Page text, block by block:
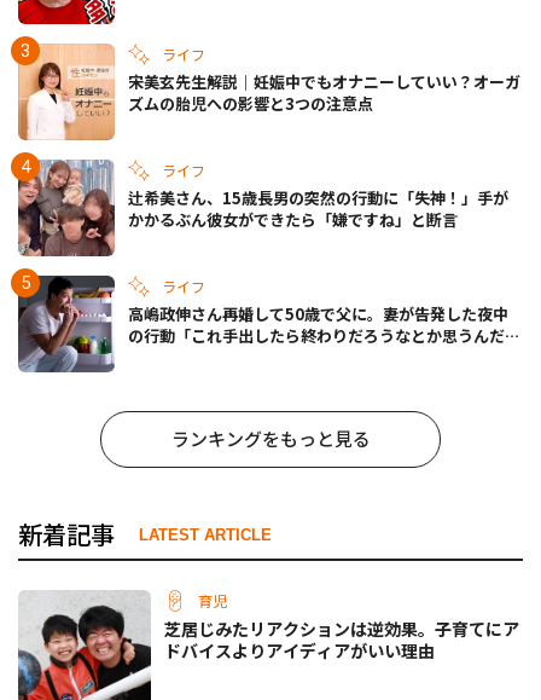
ライフ
宋美玄先生解説｜妊娠中でもオナニーしていい？オーガ
ズムの胎児への影響と3つの注意点
ライフ
辻希美さん、15歳長男の突然の行動に「失神！」手が
かかるぶん彼女ができたら「嫌ですね」と断言
ライフ
高嶋政伸さん再婚して50歳で父に。妻が告発した夜中
の行動「これ手出したら終わりだろうなとか思うんだけ
ランキングをもっと見る
新着記事 LATEST ARTICLE
育児
芝居じみたリアクションは逆効果。子育てにア
ドバイスよりアイディアがいい理由